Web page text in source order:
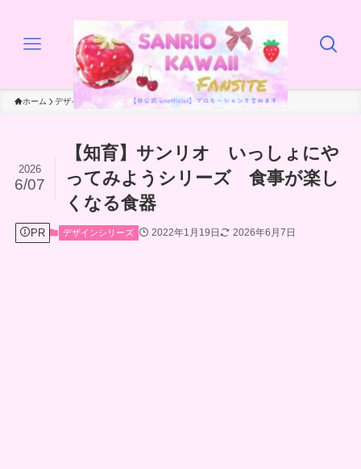
ホーム デザインシリーズ
【知育】サンリオ いっしょにや
ってみようシリーズ 食事が楽し
くなる食器
2026
6/07
PR デザインシリーズ 2022年1月19日 2026年6月7日